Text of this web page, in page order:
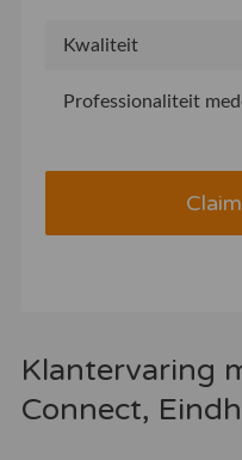
Kwaliteit
Professionaliteit
Klantervaring
Connect,